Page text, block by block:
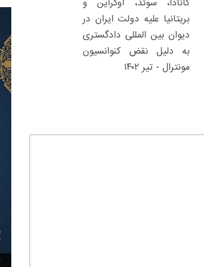
کانادا، سوئد، اوکراین و
بریتانیا علیه دولت ایران در
دیوان بین المللی دادگستری
به دلیل نقض کنوانسیون
مونترال - تیر ۱۴۰۲